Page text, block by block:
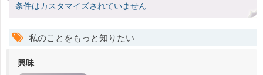
条件はカスタマイズされていません
私のことをもっと知りたい
興味